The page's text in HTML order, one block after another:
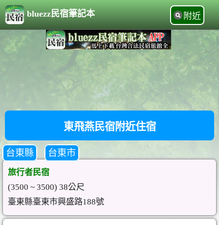
bluezz民宿筆記本 附近
東飛燕民宿附近住宿
台東縣 台東市
旅行者民宿
(3500 ~ 3500) 38公尺
臺東縣臺東市興盛路188號